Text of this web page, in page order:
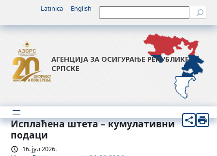
Latinica English Претрага
АГЕНЦИЈА ЗА ОСИГУРАЊЕ РЕПУБЛИКЕ
СРПСКЕ
Исплаћена штета – кумулативни
подаци
16. јул 2026.